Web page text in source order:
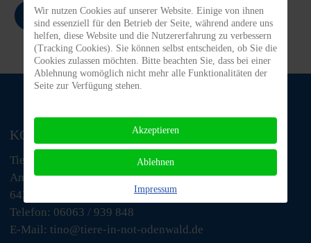
Zurück
KONTAKT
Tiere in Not Odenwald e.V.
Am Morsberg 1
64385 Reichelsheim
Telefon: 06063 / 939 848
E-Mail: tino@tiere-in-not-odenwald.de
Wir nutzen Cookies auf unserer Website. Einige von ihnen
sind essenziell für den Betrieb der Seite, während andere uns
helfen, diese Website und die Nutzererfahrung zu verbessern
(Tracking Cookies). Sie können selbst entscheiden, ob Sie die
Cookies zulassen möchten. Bitte beachten Sie, dass bei einer
Ablehnung womöglich nicht mehr alle Funktionalitäten der
Seite zur Verfügung stehen.
Akzeptieren
Ablehnen
Impressum